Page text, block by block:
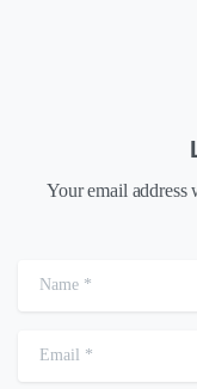
Your email address
Name
Email